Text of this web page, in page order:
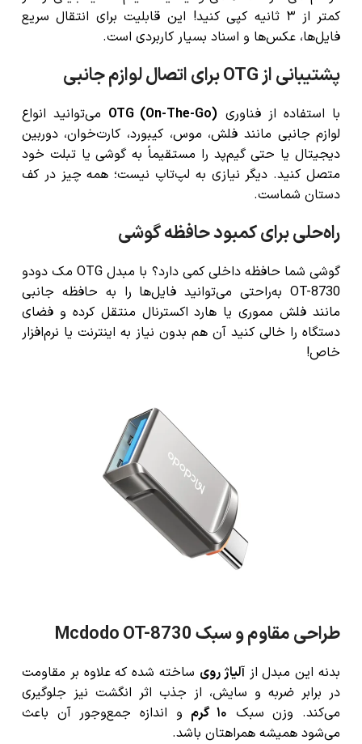
کمتر از ۳ ثانیه کپی کنید! این قابلیت برای انتقال سریع
فایل‌ها، عکس‌ها و اسناد بسیار کاربردی است.
پشتیبانی از OTG برای اتصال لوازم جانبی
با استفاده از فناوری OTG (On-The-Go) می‌توانید انواع
لوازم جانبی مانند فلش، موس، کیبورد، کارت‌خوان، دوربین
دیجیتال یا حتی گیم‌پد را مستقیماً به گوشی یا تبلت خود
متصل کنید. دیگر نیازی به لپ‌تاپ نیست؛ همه چیز در کف
دستان شماست.
راه‌حلی برای کمبود حافظه گوشی
گوشی شما حافظه داخلی کمی دارد؟ با مبدل OTG مک دودو
OT-8730 به‌راحتی می‌توانید فایل‌ها را به حافظه جانبی
مانند فلش مموری یا هارد اکسترنال منتقل کرده و فضای
دستگاه را خالی کنید آن هم بدون نیاز به اینترنت یا نرم‌افزار
خاص!
طراحی مقاوم و سبک Mcdodo OT-8730
بدنه این مبدل ازآلیاژ روی ساخته شده که علاوه بر مقاومت
در برابر ضربه و سایش، از جذب اثر انگشت نیز جلوگیری
می‌کند. وزن سبک ۱۰ گرم
و اندازه جمع‌وجور آن باعث
می‌شود همیشه همراهتان باشد.